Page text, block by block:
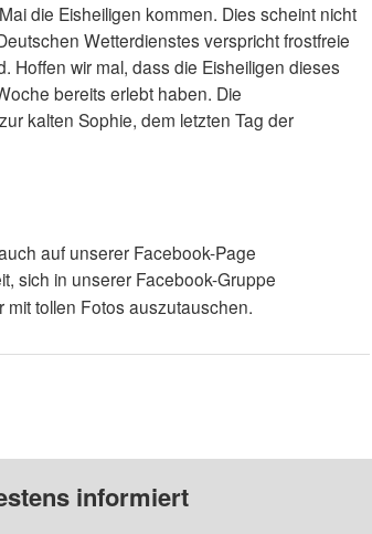
die Eisheiligen kommen. Dies scheint nicht
Wetterdienstes verspricht frostfreie
Hoffen wir mal, dass die Eisheiligen dieses
bereits erlebt haben. Die
kalten Sophie, dem letzten Tag der
auf unserer Facebook-Page
sich in unserer Facebook-Gruppe
mit tollen Fotos auszutauschen.
informiert